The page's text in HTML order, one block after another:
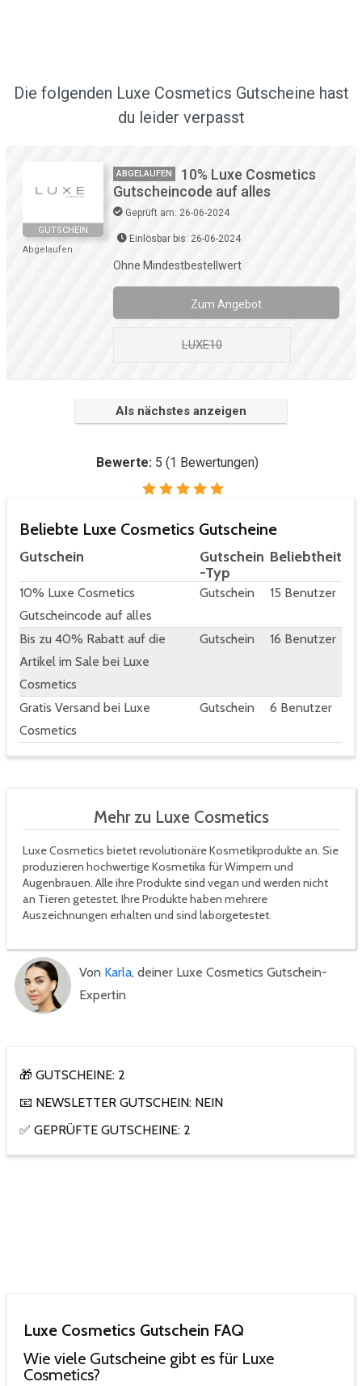
Die folgenden Luxe Cosmetics Gutscheine hast
du leider verpasst
GUTSCHEIN
Abgelaufen
ABGELAUFEN
10% Luxe Cosmetics
Gutscheincode auf alles
Geprüft am: 26-06-2024
Einlösbar bis: 26-06-2024
Ohne Mindestbestellwert
Zum Angebot
LUXE10
Als nächstes anzeigen
Bewerte: 5 (1 Bewertungen)
Beliebte Luxe Cosmetics Gutscheine
Gutschein
Gutschein
-Typ
Beliebtheit
10% Luxe Cosmetics
Gutscheincode auf alles
Gutschein 15 Benutzer
Bis zu 40% Rabatt auf die
Artikel im Sale bei Luxe
Cosmetics
Gutschein 16 Benutzer
Gratis Versand bei Luxe
Cosmetics
Gutschein 6 Benutzer
Mehr zu Luxe Cosmetics
Luxe Cosmetics bietet revolutionäre Kosmetikprodukte an. Sie
produzieren hochwertige Kosmetika für Wimpern und
Augenbrauen. Alle ihre Produkte sind vegan und werden nicht
an Tieren getestet. Ihre Produkte haben mehrere
Auszeichnungen erhalten und sind laborgetestet.
Von Karla, deiner Luxe Cosmetics Gutschein-
Expertin
🎁 GUTSCHEINE: 2
📧 NEWSLETTER GUTSCHEIN: NEIN
✅ GEPRÜFTE GUTSCHEINE: 2
Luxe Cosmetics Gutschein FAQ
Wie viele Gutscheine gibt es für Luxe
Cosmetics?